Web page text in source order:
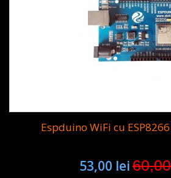
Espduino WiFi cu
53,00 lei